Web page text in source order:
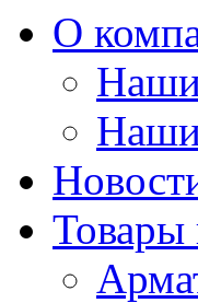
О
Наши
Товары